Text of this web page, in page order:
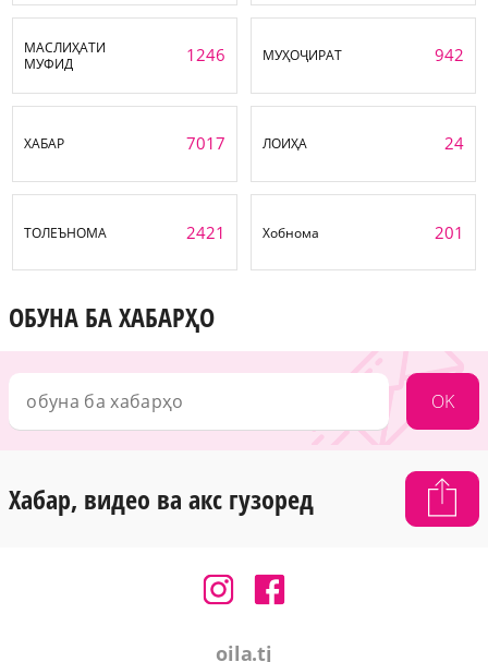
МАСЛИҲАТИ
МУФИД
1246 МУҲОҶИРАТ 942
ХАБАР 7017 ЛОИҲА 24
ТОЛЕЪНОМА 2421 Хобнома 201
ОБУНА БА ХАБАРҲО
OK
Хабар, видео ва акс гузоред
oila.tj